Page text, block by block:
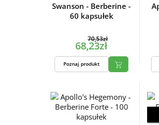
Swanson - Berberine -
60 kapsułek
70,53zł
68,23zł
Poznaj produkt